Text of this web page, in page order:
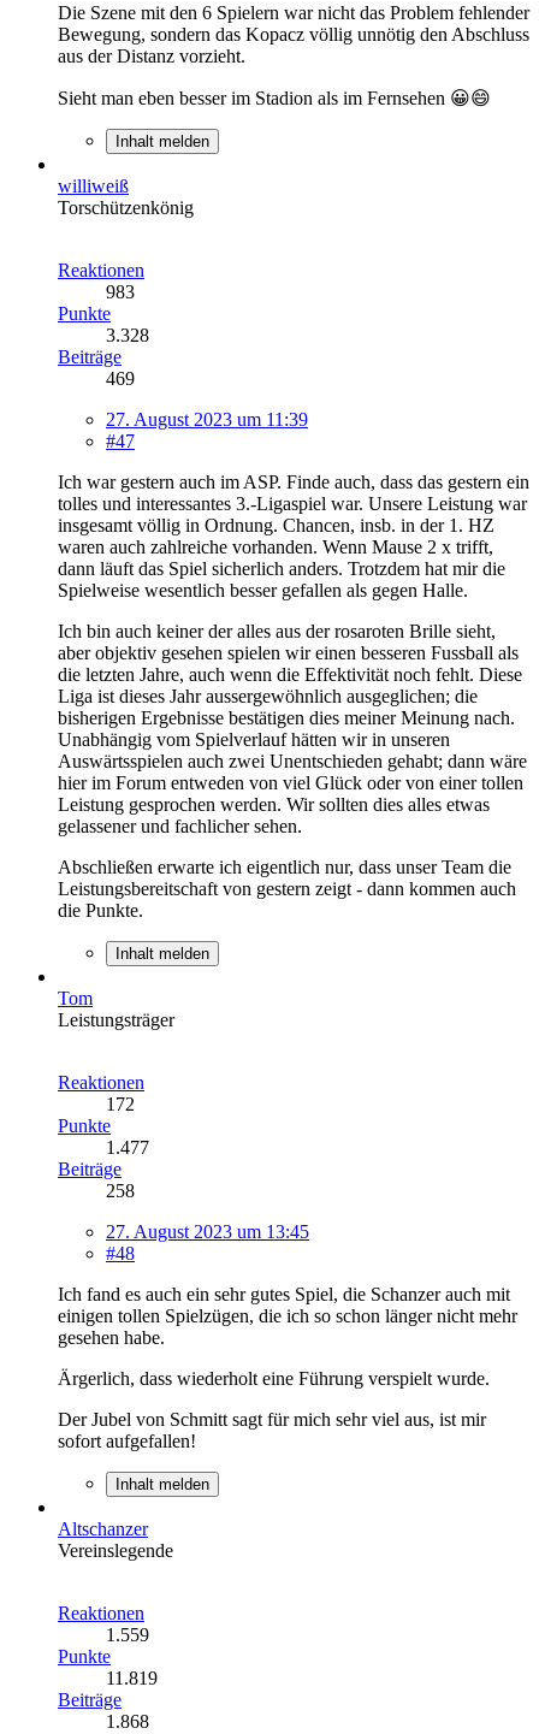
Die Szene mit den 6 Spielern war nicht das Problem fehlender
Bewegung, sondern das Kopacz völlig unnötig den Abschluss
aus der Distanz vorzieht.
Sieht man eben besser im Stadion als im Fernsehen 😀😄
Inhalt melden
williweiß
Torschützenkönig
Reaktionen
983
Punkte
3.328
Beiträge
469
27. August 2023 um 11:39
#47
Ich war gestern auch im ASP. Finde auch, dass das gestern ein
tolles und interessantes 3.-Ligaspiel war. Unsere Leistung war
insgesamt völlig in Ordnung. Chancen, insb. in der 1. HZ
waren auch zahlreiche vorhanden. Wenn Mause 2 x trifft,
dann läuft das Spiel sicherlich anders. Trotzdem hat mir die
Spielweise wesentlich besser gefallen als gegen Halle.
Ich bin auch keiner der alles aus der rosaroten Brille sieht,
aber objektiv gesehen spielen wir einen besseren Fussball als
die letzten Jahre, auch wenn die Effektivität noch fehlt. Diese
Liga ist dieses Jahr aussergewöhnlich ausgeglichen; die
bisherigen Ergebnisse bestätigen dies meiner Meinung nach.
Unabhängig vom Spielverlauf hätten wir in unseren
Auswärtsspielen auch zwei Unentschieden gehabt; dann wäre
hier im Forum entweden von viel Glück oder von einer tollen
Leistung gesprochen werden. Wir sollten dies alles etwas
gelassener und fachlicher sehen.
Abschließen erwarte ich eigentlich nur, dass unser Team die
Leistungsbereitschaft von gestern zeigt - dann kommen auch
die Punkte.
Inhalt melden
Tom
Leistungsträger
Reaktionen
172
Punkte
1.477
Beiträge
258
27. August 2023 um 13:45
#48
Ich fand es auch ein sehr gutes Spiel, die Schanzer auch mit
einigen tollen Spielzügen, die ich so schon länger nicht mehr
gesehen habe.
Ärgerlich, dass wiederholt eine Führung verspielt wurde.
Der Jubel von Schmitt sagt für mich sehr viel aus, ist mir
sofort aufgefallen!
Inhalt melden
Altschanzer
Vereinslegende
Reaktionen
1.559
Punkte
11.819
Beiträge
1.868